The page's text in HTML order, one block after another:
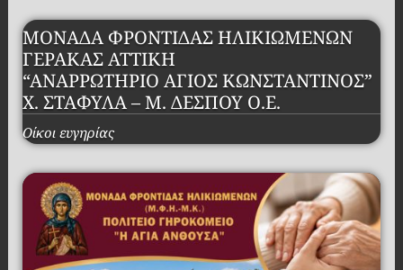
ΜΟΝΑΔΑ ΦΡΟΝΤΙΔΑΣ ΗΛΙΚΙΩΜΕΝΩΝ
ΓΕΡΑΚΑΣ ΑΤΤΙΚΗ
“ΑΝΑΡΡΩΤΗΡΙΟ ΑΓΙΟΣ ΚΩΝΣΤΑΝΤΙΝΟΣ”
Χ. ΣΤΑΦΥΛΑ – Μ. ΔΕΣΠΟΥ Ο.Ε.
Οίκοι ευγηρίας